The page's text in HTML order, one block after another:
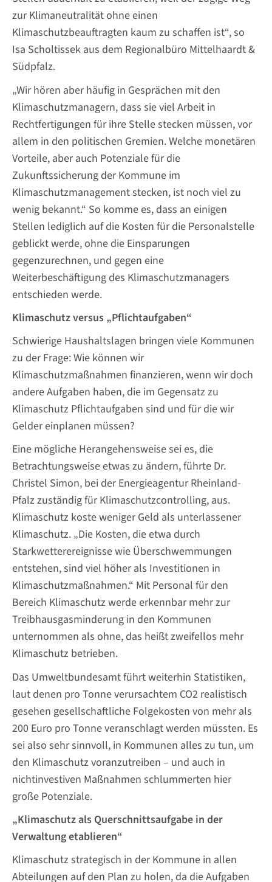
zur Klimaneutralität ohne einen
Klimaschutzbeauftragten kaum zu schaffen ist“, so
Isa Scholtissek aus dem Regionalbüro Mittelhaardt &
Südpfalz.
„Wir hören aber häufig in Gesprächen mit den
Klimaschutzmanagern, dass sie viel Arbeit in
Rechtfertigungen für ihre Stelle stecken müssen, vor
allem in den politischen Gremien. Welche monetären
Vorteile, aber auch Potenziale für die
Zukunftssicherung der Kommune im
Klimaschutzmanagement stecken, ist noch viel zu
wenig bekannt.“ So komme es, dass an einigen
Stellen lediglich auf die Kosten für die Personalstelle
geblickt werde, ohne die Einsparungen
gegenzurechnen, und gegen eine
Weiterbeschäftigung des Klimaschutzmanagers
entschieden werde.
Klimaschutz versus „Pflichtaufgaben“
Schwierige Haushaltslagen bringen viele Kommunen
zu der Frage: Wie können wir
Klimaschutzmaßnahmen finanzieren, wenn wir doch
andere Aufgaben haben, die im Gegensatz zu
Klimaschutz Pflichtaufgaben sind und für die wir
Gelder einplanen müssen?
Eine mögliche Herangehensweise sei es, die
Betrachtungsweise etwas zu ändern, führte Dr.
Christel Simon, bei der Energieagentur Rheinland-
Pfalz zuständig für Klimaschutzcontrolling, aus.
Klimaschutz koste weniger Geld als unterlassener
Klimaschutz. „Die Kosten, die etwa durch
Starkwetterereignisse wie Überschwemmungen
entstehen, sind viel höher als Investitionen in
Klimaschutzmaßnahmen.“ Mit Personal für den
Bereich Klimaschutz werde erkennbar mehr zur
Treibhausgasminderung in den Kommunen
unternommen als ohne, das heißt zweifellos mehr
Klimaschutz betrieben.
Das Umweltbundesamt führt weiterhin Statistiken,
laut denen pro Tonne verursachtem CO2 realistisch
gesehen gesellschaftliche Folgekosten von mehr als
200 Euro pro Tonne veranschlagt werden müssten. Es
sei also sehr sinnvoll, in Kommunen alles zu tun, um
den Klimaschutz voranzutreiben – und auch in
nichtinvestiven Maßnahmen schlummerten hier
große Potenziale.
„Klimaschutz als Querschnittsaufgabe in der
Verwaltung etablieren“
Klimaschutz strategisch in der Kommune in allen
Abteilungen auf den Plan zu holen, da die Aufgaben